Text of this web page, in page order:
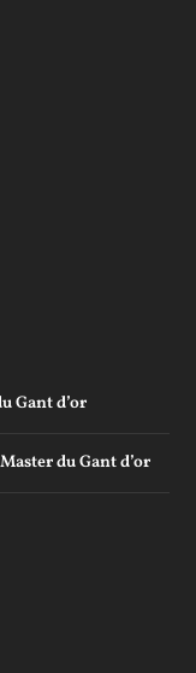
Gant d’or
du Gant d’or